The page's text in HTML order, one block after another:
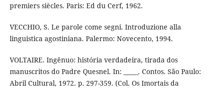
premiers siècles. Paris: Ed du Cerf, 1962.
VECCHIO, S. Le parole come segni. Introduzione alla
linguistica agostiniana. Palermo: Novecento, 1994.
VOLTAIRE. Ingênuo: história verdadeira, tirada dos
manuscritos do Padre Quesnel. In: _____. Contos. São Paulo:
Abril Cultural, 1972. p. 297-359. (Col. Os Imortais da